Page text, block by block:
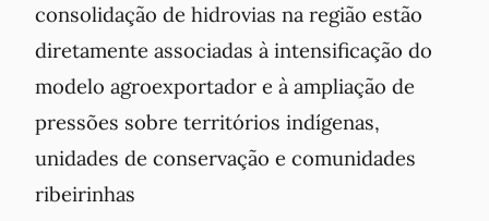
consolidação de hidrovias na região estão
diretamente associadas à intensificação do
modelo agroexportador e à ampliação de
pressões sobre territórios indígenas,
unidades de conservação e comunidades
ribeirinhas